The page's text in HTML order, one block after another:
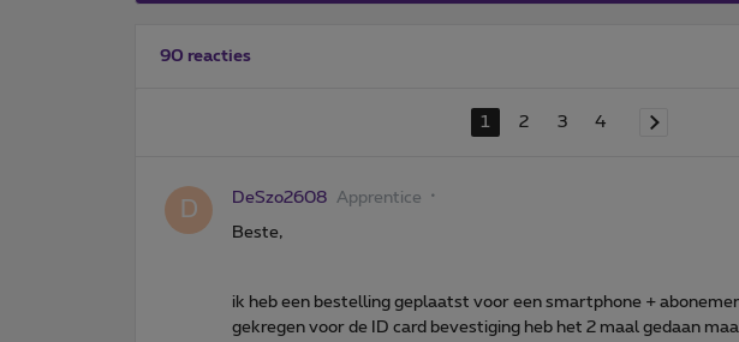
90 reacties
1 2 3 4
D DeSzo2608 Apprentice
Beste,
ik heb een bestelling geplaatst voor een smartphone +
gekregen voor de ID card bevestiging heb het 2 maal gedaan